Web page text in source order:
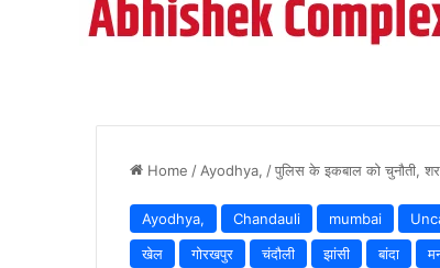
Home / Ayodhya, /पुलिस के इकबाल को चुनौती,
Ayodhya, Chandauli mumbai
खेल
गोरखपुर चंदौली झांसी बांदा